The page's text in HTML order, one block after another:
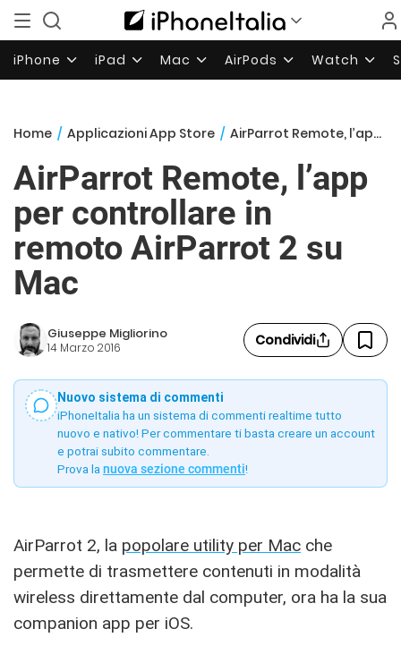
iPhone iPad Mac AirPods Watch
Home / Applicazioni App Store / AirParrot Remote, l’app per controllare in remoto AirParrot 2 su Mac
AirParrot Remote, l’app
per controllare in
remoto AirParrot 2 su
Mac
Giuseppe Migliorino
14 Marzo 2016 Condividi
Nuovo sistema di commenti
iPhoneItalia ha un sistema di commenti realtime tutto
nuovo e nativo! Per commentare ti basta creare un account
e potrai subito commentare.
Prova la nuova sezione commenti!
AirParrot 2, la popolare utility per Mac che
permette di trasmettere contenuti in modalità
wireless direttamente dal computer, ora ha la sua
companion app per iOS.